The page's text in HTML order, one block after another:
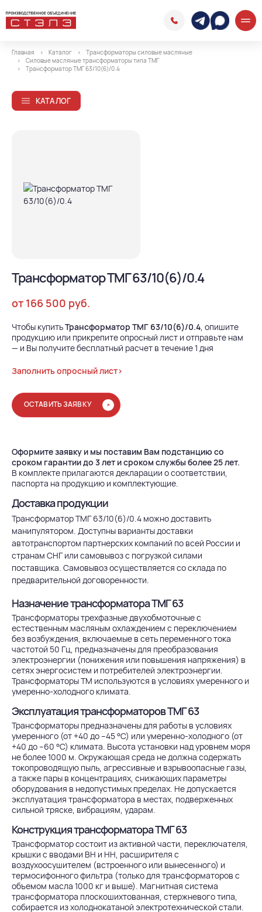
Главная Каталог
Трансформаторы силовые масляные
Силовые масляные трансформаторы типа ТМГ
Трансформатор ТМГ 63/10(6)/0.4
КАТАЛОГ
Трансформатор ТМГ 63/10(6)/0.4
от 166 500 руб.
Чтобы купитьТрансформатор ТМГ 63/10(6)/0.4, опишите
продукцию или прикрепите опросный лист и отправьте нам
— и Вы получите бесплатный расчет в течение 1 дня
Заполнить опросный лист>
ОСТАВИТЬ ЗАЯВКУ
Оформите заявку и мы поставим Вам подстанцию со
сроком гарантии до 3 лет и сроком службы более 25 лет.
В комплекте прилагаются декларации о соответствии,
паспорта на продукцию и комплектующие.
Доставка продукции
Трансформатор ТМГ 63/10(6)/0.4 можно доставить
манипулятором. Доступны варианты доставки
автотранспортом партнерских компаний по всей России и
странам СНГ или самовывоз с погрузкой силами
поставщика. Самовывоз осуществляется со склада по
предварительной договоренности.
Назначение трансформатора ТМГ 63
Трансформаторы трехфазные двухобмоточные с
естественным масляным охлаждением с переключением
без возбуждения, включаемые в сеть переменного тока
частотой 50 Гц, предназначены для преобразования
электроэнергии (понижения или повышения напряжения) в
сетях энергосистем и потребителей электроэнергии.
Трансформаторы ТМ используются в условиях умеренного и
умеренно-холодного климата.
Эксплуатация трансформаторов ТМГ 63
Трансформаторы предназначены для работы в условиях
умеренного (от +40 до –45 °С) или умеренно-холодного (от
+40 до –60 °С) климата. Высота установки над уровнем моря
не более 1000 м. Окружающая среда не должна содержать
токопроводящую пыль, агрессивные и взрывоопасные газы,
а также пары в концентрациях, снижающих параметры
оборудования в недопустимых пределах. Не допускается
эксплуатация трансформатора в местах, подверженных
сильной тряске, вибрациям, ударам.
Конструкция трансформатора ТМГ 63
Трансформатор состоит из активной части, переключателя,
крышки с вводами ВН и НН, расширителя с
воздухоосушителем (встроенного или вынесенного) и
термосифонного фильтра (только для трансформаторов с
объемом масла 1000 кг и выше). Магнитная система
трансформатора плоскошихтованная, стержневого типа,
собирается из холоднокатаной электротехнической стали.